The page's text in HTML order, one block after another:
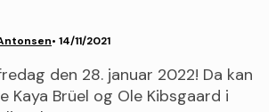
• 14/11/2021
den 28. januar 2022! Da kan
Kaya Brüel og Ole Kibsgaard i